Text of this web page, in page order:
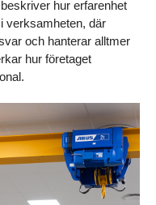
hur erfarenhet
verksamheten, där
och hanterar alltmer
hur företaget